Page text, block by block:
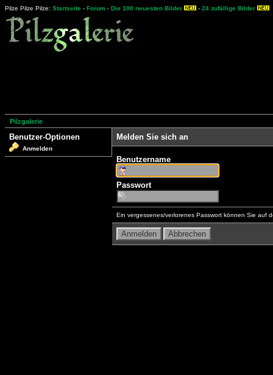
Pilze Pilze Pilze: Startseite - Forum - Die 100 neuesten Bilder - 24 zufällige Bilder
Pilzgalerie
Benutzer-Optionen
Anmelden
Melden Sie sich an
Benutzername
Passwort
Ein vergessenes/verlorenes Passwort können Sie auf